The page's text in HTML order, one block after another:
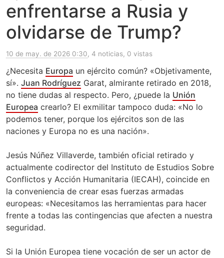
enfrentarse a Rusia y
olvidarse de Trump?
10 de may. de 2026 0:30, 4 noticias, 0 vistas
¿Necesita Europa un ejército común? «Objetivamente,
sí». Juan Rodríguez Garat, almirante retirado en 2018,
no tiene dudas al respecto. Pero, ¿puede la Unión
Europea crearlo? El exmilitar tampoco duda: «No lo
podemos tener, porque los ejércitos son de las
naciones y Europa no es una nación».
Jesús Núñez Villaverde, también oficial retirado y
actualmente codirector del Instituto de Estudios Sobre
Conflictos y Acción Humanitaria (IECAH), coincide en
la conveniencia de crear esas fuerzas armadas
europeas: «Necesitamos las herramientas para hacer
frente a todas las contingencias que afecten a nuestra
seguridad.
Si la Unión Europea tiene vocación de ser un actor de